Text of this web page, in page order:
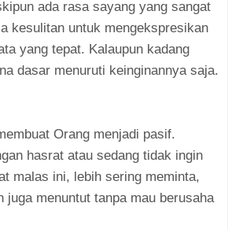
ada rasa sayang yang sangat
kesulitan untuk mengekspresikan
yang tepat. Kalaupun kadang
dasar menuruti keinginannya saja.
Orang menjadi pasif.
hasrat atau sedang tidak ingin
malas ini, lebih sering meminta,
juga menuntut tanpa mau berusaha